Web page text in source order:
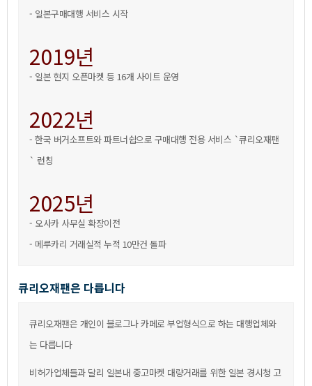
-일본구매대행서비스시작
2019년
-일본현지오픈마켓등16개사이트운영
2022년
-한국버거소프트와파트너쉽으로구매대행전용서비스`큐리오재팬
`런칭
2025년
-오사카사무실확장이전
-메루카리거래실적누적10만건돌파
큐리오재팬은다릅니다
큐리오재팬은개인이블로그나카페로부업형식으로하는대행업체와
는다릅니다
비허가업체들과달리일본내중고마켓대량거래를위한일본경시청고